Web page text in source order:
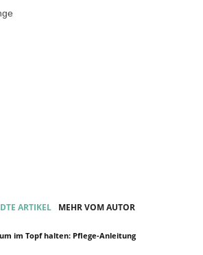
ARTIKEL MEHR VOM AUTOR
im Topf halten: Pflege-Anleitung